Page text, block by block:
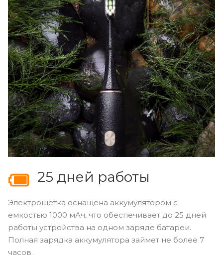
25 дней работы
Электрощетка оснащена аккумулятором с
емкостью 1000 мАч, что обеспечивает до 25 дней
работы устройства на одном заряде батареи.
Полная зарядка аккумулятора займет не более 7
часов.